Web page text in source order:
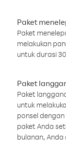
Paket
Paket
melakukan
untuk durasi
Paket
Paket
untuk
ponsel
paket Anda
bulanan,